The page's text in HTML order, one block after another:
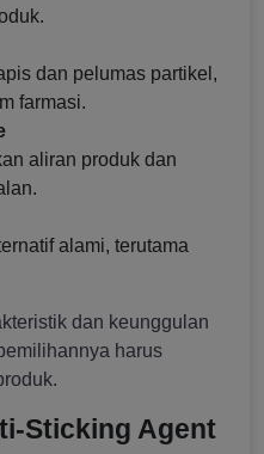
dan pelumas partikel,
farmasi.
aliran produk dan
alami, terutama
dan keunggulan
harus
Sticking Agent